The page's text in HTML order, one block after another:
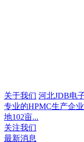
关于我们 河北JDB电
专业的HPMC生产企
地102亩...
关注我们
最新消息